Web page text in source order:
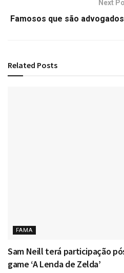
Next
Famosos que são
Related Posts
FAMA
Sam Neill terá participação
game ‘A Lenda de Zelda’